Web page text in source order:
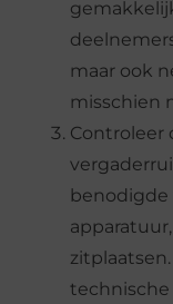
maar ook
misschien
Controleer
benodigde